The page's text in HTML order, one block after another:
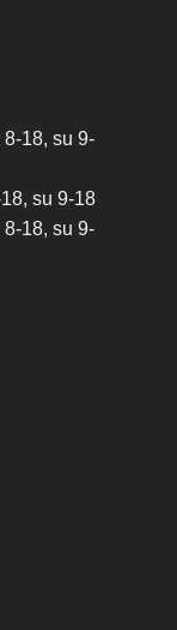
18, su 9-
su 9-18
18, su 9-